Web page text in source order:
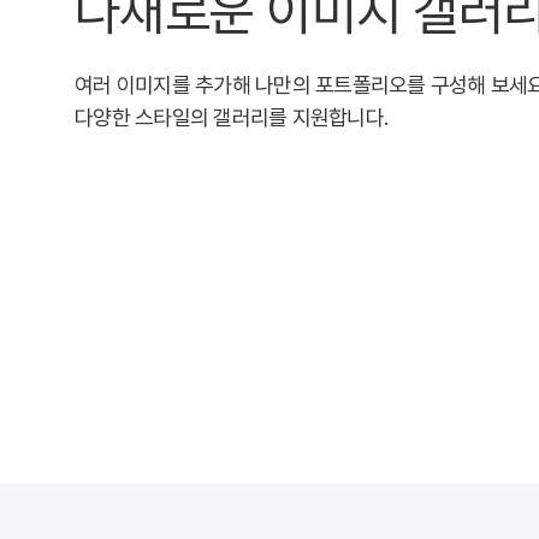
여러 이미지를 추가해 나만의 포트폴리오를 구성해 보세
다양한 스타일의 갤러리를 지원합니다.